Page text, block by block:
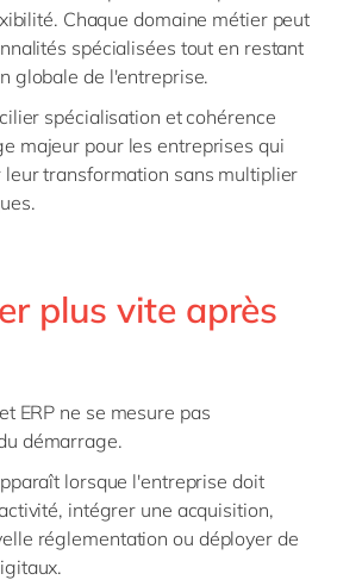
Chaque domaine métier peut
spécialisées tout en restant
globale de l'entreprise.
spécialisation et cohérence
majeur pour les entreprises qui
transformation sans multiplier
plus vite après
ERP ne se mesure pas
démarrage.
lorsque l'entreprise doit
intégrer une acquisition,
réglementation ou déployer de